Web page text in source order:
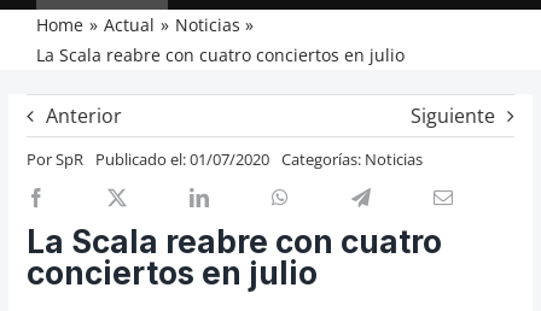
Actual
Artículos
Crítica
Previos de ópera
Cosas de Beckmesser
Home Actual
Noticias
La Scala reabre con cuatro conciertos en julio
Anterior Siguiente
PorSpR Publicado el: 01/07/2020 Categorías: Noticias
La Scala reabre con cuatro
conciertos en julio